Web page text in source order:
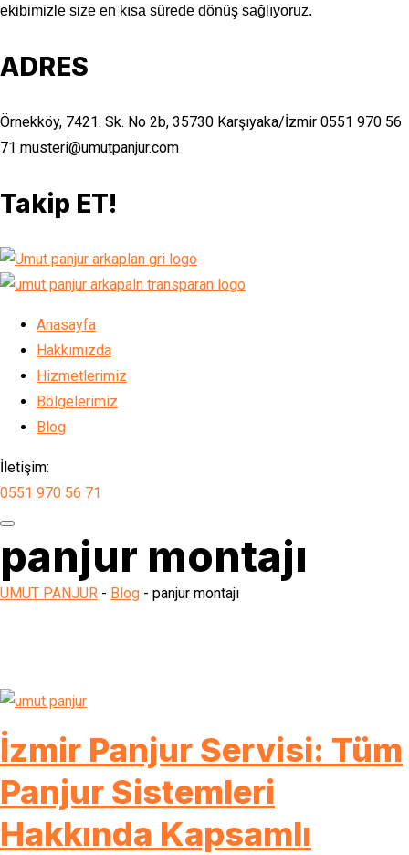
ekibimizle size en kısa sürede dönüş sağlıyoruz.
ADRES
Örnekköy, 7421. Sk. No 2b, 35730 Karşıyaka/İzmir 0551 970 56
71 musteri@umutpanjur.com
Takip ET!
Anasayfa
Hakkımızda
Hizmetlerimiz
Bölgelerimiz
Blog
İletişim:
0551 970 56 71
panjur montajı
UMUT PANJUR - Blog - panjur montajı
İzmir Panjur Servisi: Tüm
Panjur Sistemleri
Hakkında Kapsamlı